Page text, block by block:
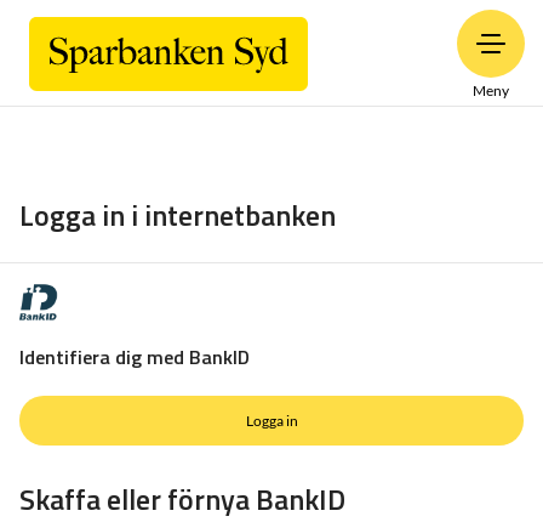
Meny
Logga in i internetbanken
Identifiera dig med BankID
Logga in
Skaffa eller förnya BankID